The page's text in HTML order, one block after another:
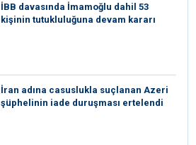
İBB davasında İmamoğlu dahil 53
kişinin tutukluluğuna devam kararı
İran adına casuslukla suçlanan Azeri
şüphelinin iade duruşması ertelendi